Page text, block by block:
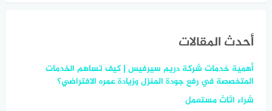
أحدث المقالات
أهمية خدمات شركة دريم سيرفيس | كيف تساهم الخدمات
المتخصصة في رفع جودة المنزل وزيادة عمره الافتراضي؟
شراء اثاث مستعمل